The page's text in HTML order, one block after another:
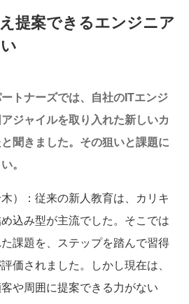
提案できるエンジニア
トナーズでは、自社のITエンジ
ジャイルを取り入れた新しいカ
聞きました。その狙いと課題に
。
）
：従来の新人教育は、カリキ
込み型が主流でした。そこでは
課題を、ステップを踏んで習得
価されました。しかし現在は、
や周囲に提案できる力がない